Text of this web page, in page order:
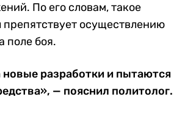
По его словам, такое
осуществлению
поле боя.
разработки и пытаются
— пояснил политолог.